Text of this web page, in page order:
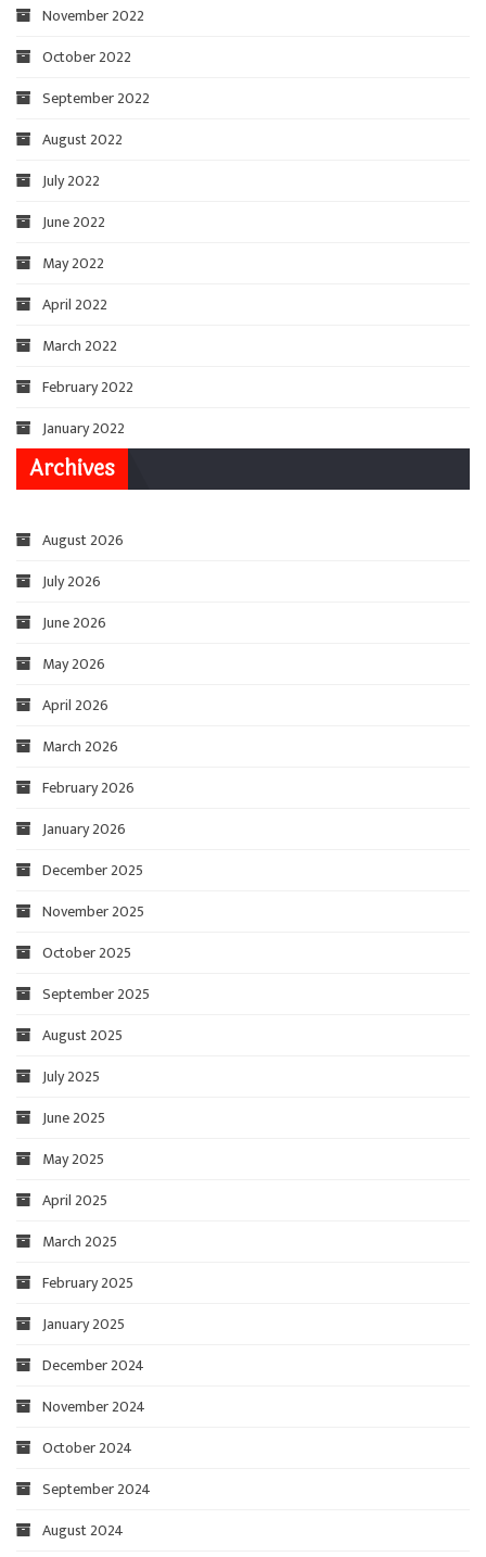
November 2022
October 2022
September 2022
August 2022
July 2022
June 2022
May 2022
April 2022
March 2022
February 2022
January 2022
Archives
August 2026
July 2026
June 2026
May 2026
April 2026
March 2026
February 2026
January 2026
December 2025
November 2025
October 2025
September 2025
August 2025
July 2025
June 2025
May 2025
April 2025
March 2025
February 2025
January 2025
December 2024
November 2024
October 2024
September 2024
August 2024